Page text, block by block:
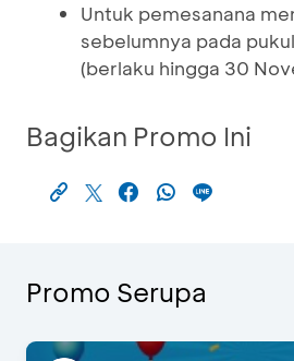
Untuk pemesanana
sebelumnya pada
(berlaku hingga 30
Bagikan Promo Ini
Promo Serupa